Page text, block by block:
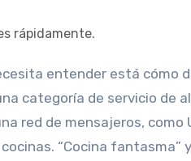
categoría de servicio de
red de mensajeros, como
“Cocina